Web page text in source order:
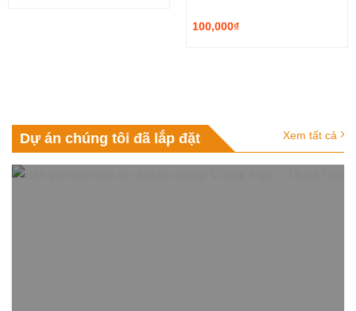
100,000₫
Dự án chúng tôi đã lắp đặt Xem tất cả